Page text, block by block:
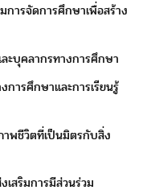
ารจัดการศึกษาเพื่อสร้าง
บุคลากรทางการศึกษา
การศึกษาและการเรียนรู้
พชีวิตที่เป็นมิตรกับสิ่ง
สริมการมีส่วนร่วม